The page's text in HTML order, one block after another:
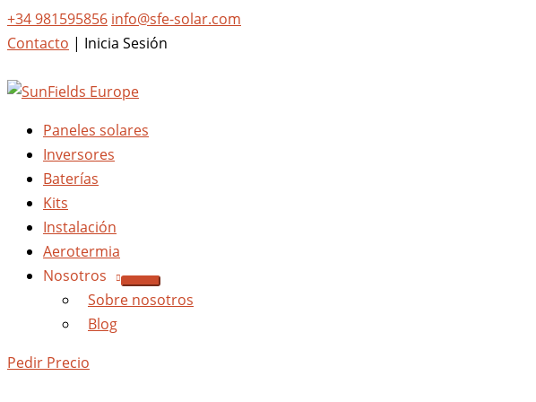
+34 981595856 info@sfe-solar.com
Contacto | Inicia Sesión
Paneles solares
Inversores
Baterías
Kits
Instalación
Aerotermia
Nosotros
Sobre nosotros
Blog
Pedir Precio